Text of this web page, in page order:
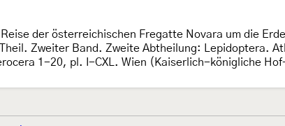
der österreichischen Fregatte Novara um die
Zweiter Band. Zweite Abtheilung: Lepidoptera.
1-20, pl. I-CXL. Wien (Kaiserlich-königliche